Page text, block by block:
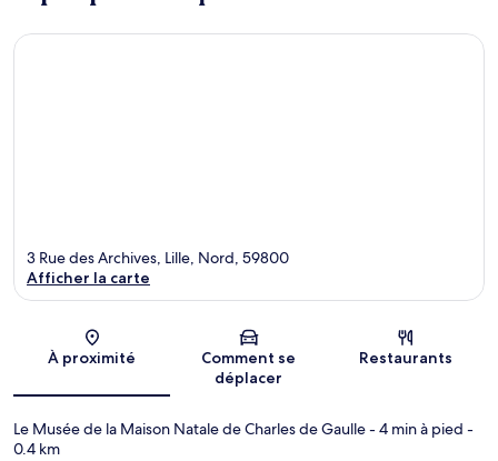
Carte
3 Rue des Archives, Lille, Nord, 59800
Afficher la carte
À proximité
Comment se
déplacer
Restaurants
Le Musée de la Maison Natale de Charles de Gaulle- 4 min à pied -
0.4 km